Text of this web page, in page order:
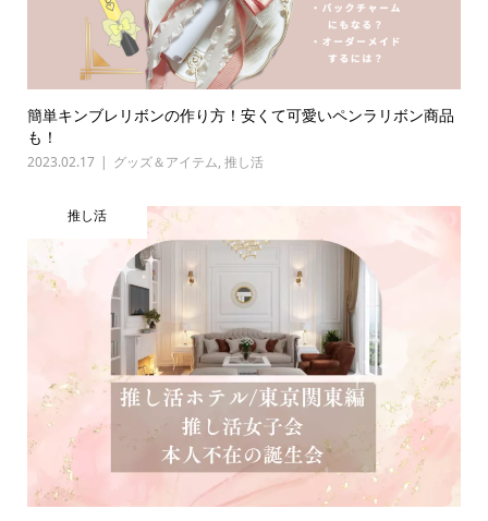
簡単キンブレリボンの作り方！安くて可愛いペンラリボン商品
も！
2023.02.17 グッズ＆アイテム, 推し活
推し活